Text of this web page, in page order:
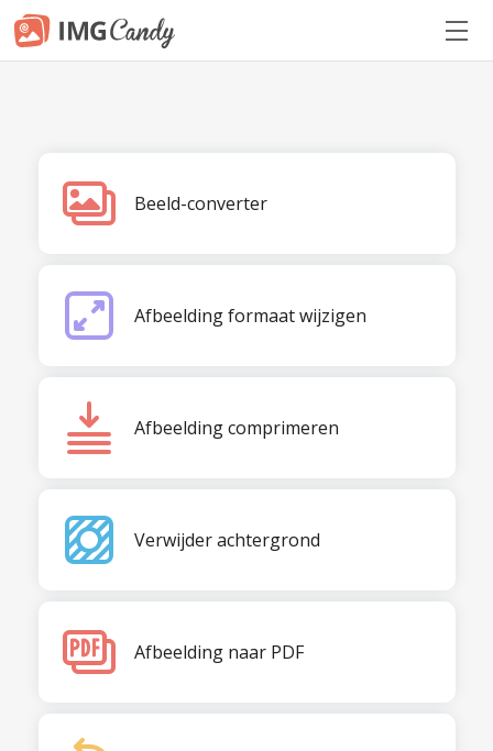
Beeld-converter
Afbeelding formaat wijzigen
Afbeelding comprimeren
Verwijder achtergrond
Afbeelding naar PDF